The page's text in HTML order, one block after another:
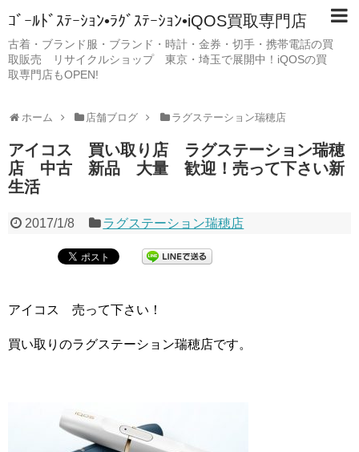
ｺﾞｰﾙﾄﾞｽﾃｰｼｮﾝ•ﾗｸﾞｽﾃｰｼｮﾝ•iQOS買取専門店
古着・ブランド服・ブランド・時計・金券・切手・携帯電話の買
取販売 リサイクルショップ 東京・埼玉で展開中！iQOSの買
取専門店もOPEN!
ホーム 店舗ブログ ラグステーション瑞穂店
アイコス 買い取り店 ラグステーション瑞穂
店 中古 新品 大量 歓迎！売って下さい新
生活
2017/1/8 ラグステーション瑞穂店
アイコス 売って下さい！
買い取りのラグステーション瑞穂店です。